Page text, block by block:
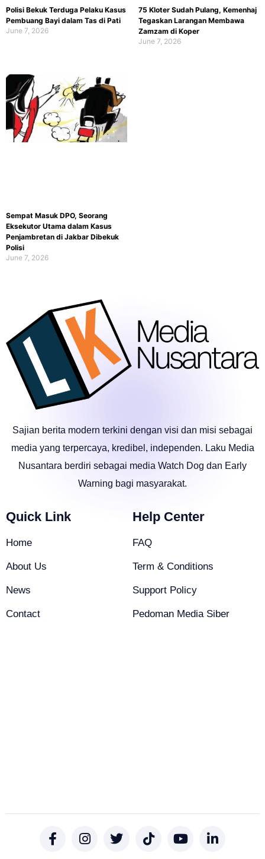
Polisi Bekuk Terduga Pelaku Kasus
Pembuang Bayi dalam Tas di Pati
June 7, 2026
75 Kloter Sudah Pulang, Kemenhaj
Tegaskan Larangan Membawa
Zamzam di Koper
June 7, 2026
Sempat Masuk DPO, Seorang
Eksekutor Utama dalam Kasus
Penjambretan di Jakbar Dibekuk
Polisi
June 7, 2026
Sajian berita modern terkini dengan visi dan misi sebagai
media yang terpercaya, kredibel, independen. Laku Media
Nusantara berdiri sebagai media Watch Dog dan Early
Warning bagi masyarakat.
Quick Link
Home
About Us
News
Contact
Help Center
FAQ
Term & Conditions
Support Policy
Pedoman Media Siber